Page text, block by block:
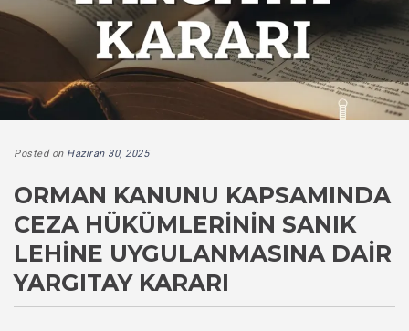
Posted on Haziran 30, 2025
ORMAN KANUNU KAPSAMINDA
CEZA HÜKÜMLERININ SANIK
LEHINE UYGULANMASINA DAIR
YARGITAY KARARI